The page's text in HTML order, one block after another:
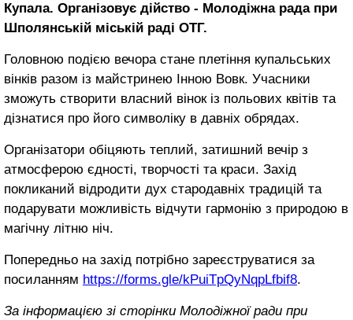
Купала. Організовує дійство - Молодіжна рада при
Шполянській міській раді ОТГ.
Головною подією вечора стане плетіння купальських
вінків разом із майстринею Інною Вовк. Учасники
зможуть створити власний вінок із польових квітів та
дізнатися про його символіку в давніх обрядах.
Організатори обіцяють теплий, затишний вечір з
атмосферою єдності, творчості та краси. Захід
покликаний відродити дух стародавніх традицій та
подарувати можливість відчути гармонію з природою в
магічну літню ніч.
Попередньо на захід потрібно зареєструватися за
посиланням https://forms.gle/kPuiTpQyNqpLfbif8.
За інформацією зі сторінки Молодіжної ради при